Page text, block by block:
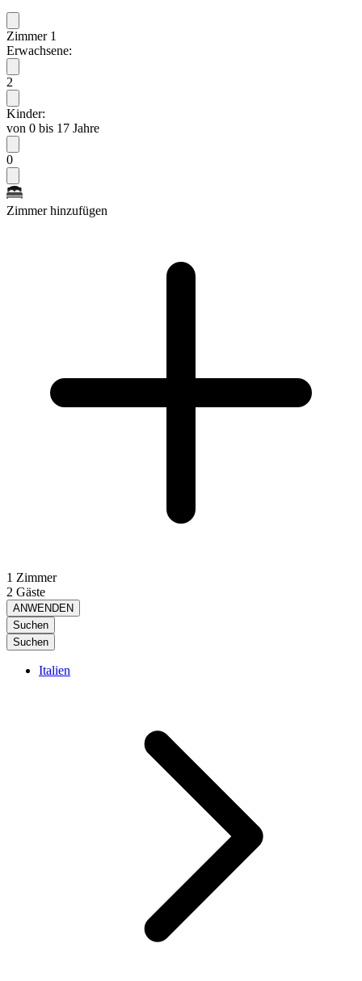
Zimmer 1
Erwachsene:
2
Kinder:
von 0 bis 17 Jahre
0
Zimmer hinzufügen
1 Zimmer
2 Gäste
ANWENDEN
Suchen
Suchen
Italien